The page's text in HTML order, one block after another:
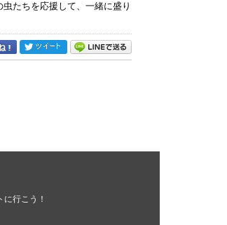
たちを応援して、一緒に盛り
行こう！